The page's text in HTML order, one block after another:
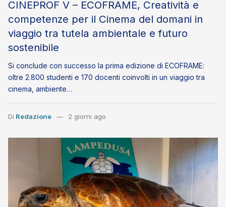
CINEPROF V – ECOFRAME, Creatività e
competenze per il Cinema del domani in
viaggio tra tutela ambientale e futuro
sostenibile
Si conclude con successo la prima edizione di ECOFRAME:
oltre 2.800 studenti e 170 docenti coinvolti in un viaggio tra
cinema, ambiente…
Di Redazione 2 giorni ago